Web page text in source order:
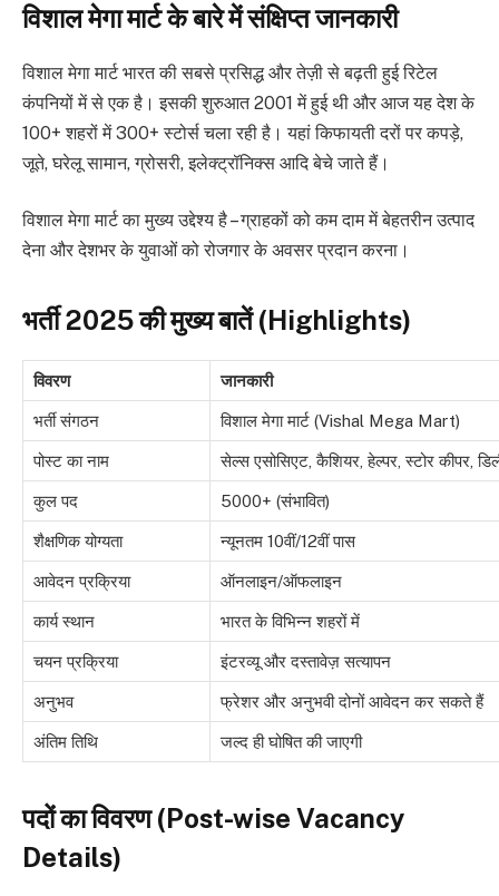
विशाल मेगा मार्ट के बारे में संक्षिप्त जानकारी
विशाल मेगा मार्ट भारत की सबसे प्रसिद्ध और तेज़ी से बढ़ती हुई रिटेल
कंपनियों में से एक है। इसकी शुरुआत 2001 में हुई थी और आज यह देश के
100+ शहरों में 300+ स्टोर्स चला रही है। यहां किफायती दरों पर कपड़े,
जूते, घरेलू सामान, ग्रोसरी, इलेक्ट्रॉनिक्स आदि बेचे जाते हैं।
विशाल मेगा मार्ट का मुख्य उद्देश्य है – ग्राहकों को कम दाम में बेहतरीन उत्पाद
देना और देशभर के युवाओं को रोजगार के अवसर प्रदान करना।
भर्ती 2025 की मुख्य बातें (Highlights)
विवरण जानकारी
भर्ती संगठन विशाल मेगा मार्ट (Vishal Mega Mart)
पोस्ट का नाम सेल्स एसोसिएट, कैशियर, हेल्पर, स्टोर कीपर,
कुल पद 5000+ (संभावित)
शैक्षणिक योग्यता न्यूनतम 10वीं/12वीं पास
आवेदन प्रक्रिया ऑनलाइन/ऑफलाइन
कार्य स्थान भारत के विभिन्न शहरों में
चयन प्रक्रिया इंटरव्यू और दस्तावेज़ सत्यापन
अनुभव फ्रेशर और अनुभवी दोनों आवेदन कर सकते हैं
अंतिम तिथि जल्द ही घोषित की जाएगी
पदों का विवरण (Post-wise Vacancy
Details)